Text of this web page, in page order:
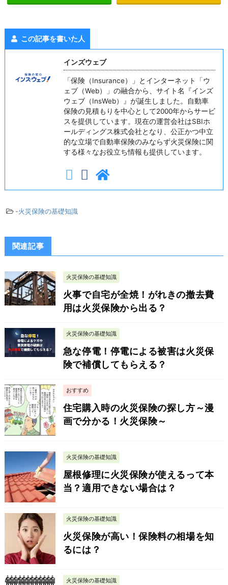
この記事を書いた人
インズウェブ
「保険（Insurance）」とインターネット「ウ
ェブ（Web）」の融合から、サイト名『インズ
ウェブ（InsWeb）』が誕生しました。自動車
保険の見積もりを中心として2000年からサービ
スを提供しています。現在の運営会社はSBIホ
ールディングス株式会社となり、公正かつ中立
的な立場で自動車保険のみならず火災保険に関
する様々なお役立ち情報も提供しています。
-火災保険の基礎知識
関連記事
火災保険の基礎知識
火事で自宅が全焼！がれきの撤去費
用は火災保険から出る？
火災保険の基礎知識
急な停電！停電による被害は火災保
険で補償してもらえる？
おすすめ
住宅購入時の火災保険の探し方～漫
画で分かる！火災保険～
火災保険の基礎知識
屋根修理に火災保険が使えるって本
当？適用できない場合は？
火災保険の基礎知識
火災保険が高い！保険料の相場を知
るには？
火災保険の基礎知識